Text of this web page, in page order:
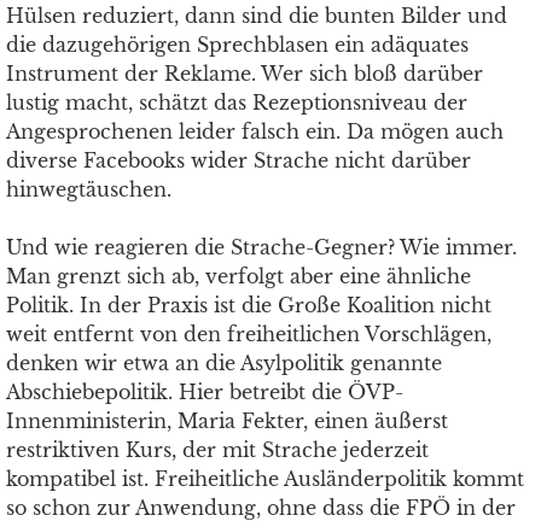
Hülsen reduziert, dann sind die bunten Bilder und
die dazugehörigen Sprechblasen ein adäquates
Instrument der Reklame. Wer sich bloß darüber
lustig macht, schätzt das Rezeptionsniveau der
Angesprochenen leider falsch ein. Da mögen auch
diverse Facebooks wider Strache nicht darüber
hinwegtäuschen.
Und wie reagieren die Strache-Gegner? Wie immer.
Man grenzt sich ab, verfolgt aber eine ähnliche
Politik. In der Praxis ist die Große Koalition nicht
weit entfernt von den freiheitlichen Vorschlägen,
denken wir etwa an die Asylpolitik genannte
Abschiebepolitik. Hier betreibt die ÖVP-
Innenministerin, Maria Fekter, einen äußerst
restriktiven Kurs, der mit Strache jederzeit
kompatibel ist. Freiheitliche Ausländerpolitik kommt
so schon zur Anwendung, ohne dass die FPÖ in der